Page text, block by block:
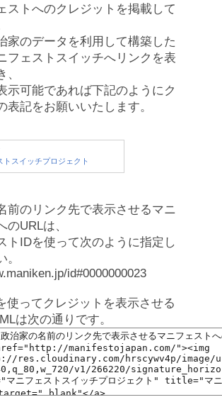
ストへのクレジットを掲載して
家のデータを利用して構築した
フェストスイッチへリンクを表
示可能であれば下記のようにク
表記をお願いいたします。
前のリンク先で表示させるマニ
のURLは、
トIDを使って次のように指定し
。
id#0000000023
使ってクレジットを表示させる
は次の通りです。